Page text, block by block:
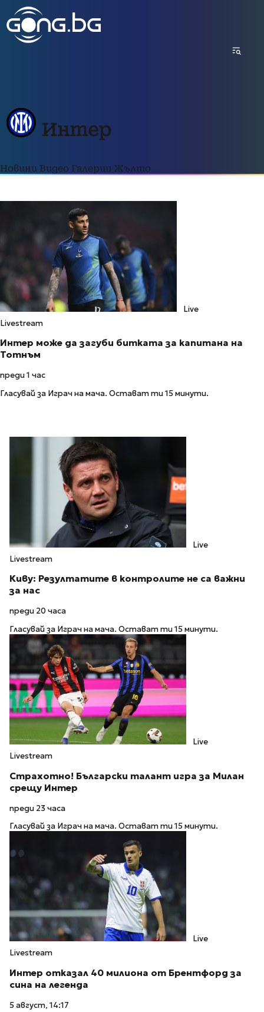
Интер
Новини Видео Галерии Жълто
Live
Livestream
Интер може да загуби битката за капитана на
Тотнъм
преди 1 час
Гласувай за Играч на мача. Остават ти 15 минути.
Live
Livestream
Киву: Резултатите в контролите не са важни
за нас
преди 20 часа
Гласувай за Играч на мача. Остават ти 15 минути.
Live
Livestream
Страхотно! Български талант игра за Милан
срещу Интер
преди 23 часа
Гласувай за Играч на мача. Остават ти 15 минути.
Live
Livestream
Интер отказал 40 милиона от Брентфорд за
сина на легенда
5 август, 14:17